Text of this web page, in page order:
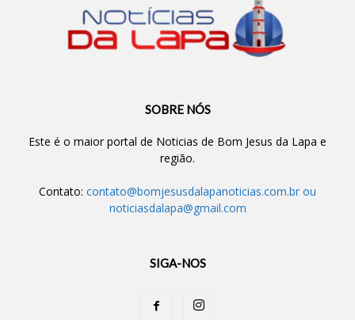
SOBRE NÓS
Este é o maior portal de Noticias de Bom Jesus da Lapa e
região.
Contato: contato@bomjesusdalapanoticias.com.br ou
noticiasdalapa@gmail.com
SIGA-NOS